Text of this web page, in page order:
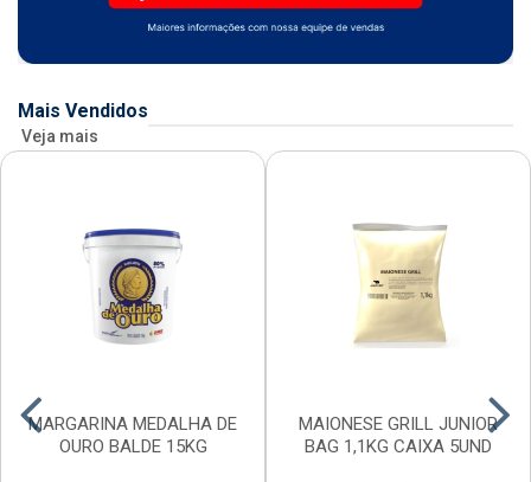
Mais Vendidos
Veja mais
MARGARINA MEDALHA DE
OURO BALDE 15KG
MAIONESE GRILL JUNIOR
BAG 1,1KG CAIXA 5UND